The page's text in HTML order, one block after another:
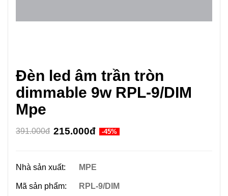
Đèn led âm trần tròn
dimmable 9w RPL-9/DIM
Mpe
391.000đ 215.000đ -45%
Nhà sản xuất: MPE
Mã sản phẩm: RPL-9/DIM